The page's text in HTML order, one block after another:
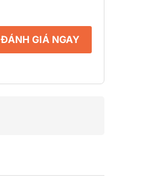
ĐÁNH GIÁ NGAY